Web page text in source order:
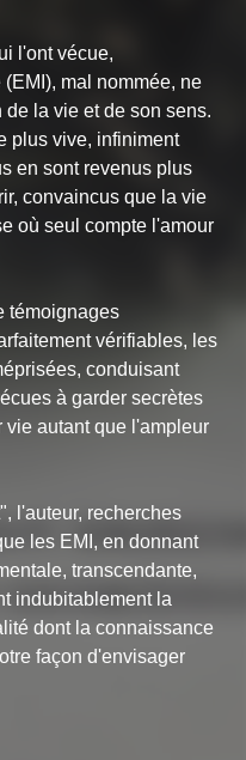
l'ont vécue,
mal nommée, ne
la vie et de son sens.
plus vive, infiniment
en sont revenus plus
convaincus que la vie
où seul compte l'amour
témoignages
vérifiables, les
conduisant
à garder secrètes
vie autant que l'ampleur
l'auteur, recherches
les EMI, en donnant
transcendante,
indubitablement la
dont la connaissance
façon d'envisager